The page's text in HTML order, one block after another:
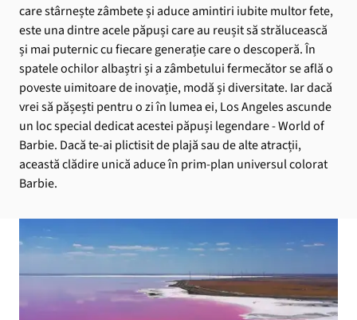
care stârnește zâmbete și aduce amintiri iubite multor fete,
este una dintre acele păpuși care au reușit să strălucească
și mai puternic cu fiecare generație care o descoperă. În
spatele ochilor albaștri și a zâmbetului fermecător se află o
poveste uimitoare de inovație, modă și diversitate. Iar dacă
vrei să pășești pentru o zi în lumea ei, Los Angeles ascunde
un loc special dedicat acestei păpuși legendare - World of
Barbie. Dacă te-ai plictisit de plajă sau de alte atracții,
această clădire unică aduce în prim-plan universul colorat
Barbie.